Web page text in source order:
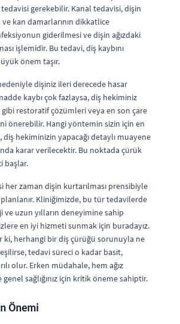
gerekebilir. Kanal tedavisi, dişin
kan damarlarının dikkatlice
giderilmesi ve dişin ağızdaki
işlemidir. Bu tedavi, diş kaybını
önem taşır.
dişiniz ileri derecede hasar
kaybı çok fazlaysa, diş hekiminiz
restoratif çözümleri veya en son çare
önerebilir. Hangi yöntemin sizin için en
hekiminizin yapacağı detaylı muayene
karar verilecektir. Bu noktada çürük
başlar.
her zaman dişin kurtarılması prensibiyle
Kliniğimizde, bu tür tedavilerde
uzun yılların deneyimine sahip
en iyi hizmeti sunmak için buradayız.
ki, herhangi bir diş çürüğü sorunuyla ne
tedavi süreci o kadar basit,
olur. Erken müdahale, hem ağız
genel sağlığınız için kritik öneme sahiptir.
Önemi